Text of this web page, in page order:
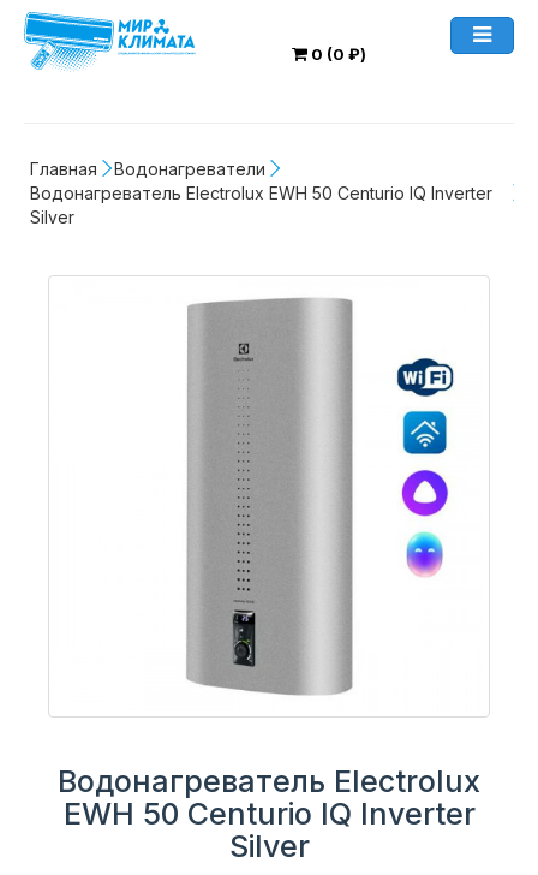
0 (0 ₽)
Главная
Водонагреватели
Водонагреватель Electrolux EWH 50 Centurio IQ Inverter
Silver
Водонагреватель Electrolux
EWH 50 Centurio IQ Inverter
Silver